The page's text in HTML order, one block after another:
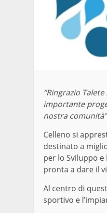
“Ringrazio Talete
importante
nostra
Celleno si
destinato a
per lo Sviluppo e
pronta a dare il
Al centro di
sportivo e